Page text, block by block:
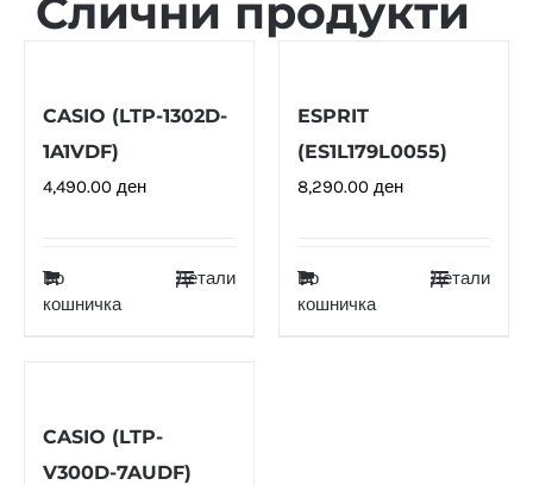
Слични продукти
CASIO (LTP-1302D-
1A1VDF)
4,490.00 ден
Во
кошничка
Детали
ESPRIT
(ES1L179L0055)
8,290.00 ден
Во
кошничка
Детали
CASIO (LTP-
V300D-7AUDF)